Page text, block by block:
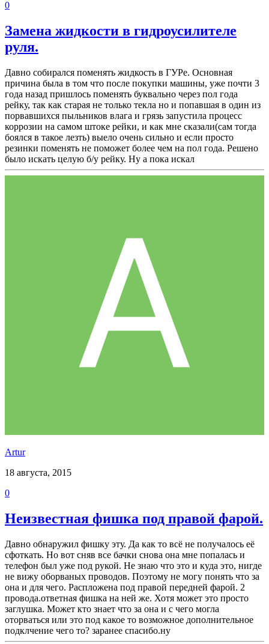
0
Замена жидкости в гидроусилителе
руля.
Давно собирался поменять жидкость в ГУРе. Основная
причина была в том что после покупки машины, уже почти 3
года назад пришлось поменять буквально через пол года
рейку, так как старая не только текла но и попавшая в один из
порвавшихся пыльников влага и грязь запустила процесс
коррозии на самом штоке рейки, и как мне сказали(сам тогда
боялся в такое лезть) выело очень сильно и если просто
резинки поменять не поможет более чем на пол года. Решено
было искать целую б/у рейку. Ну а пока искал
Аrtur
18 августа, 2015
0
Неизвестная фишка под правой фарой.
Давно обнаружил фишку эту. Да как то всё не получалось её
сфоткать. Но вот сняв все бачки снова она мне попалась и
телефон был уже под рукой. Не знаю что это и куда это, нигде
не вижу оборваных проводов. Поэтому не могу понять что за
она и для чего. Распложена под правой передней фарой. 2
провода.ответная фишка на ней же. Хотя может это просто
заглушка. Может кто знает что за она и с чего могла
оторваться или это под какое то возможное дополнительное
подклчение чего то? заранее спасибо.ну